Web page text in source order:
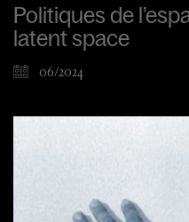
Politiques de
latent space
06/2024